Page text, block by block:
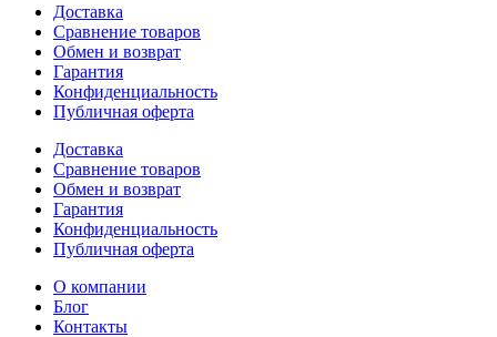
Доставка
Сравнение товаров
Обмен и возврат
Гарантия
Конфиденциальность
Публичная оферта
Доставка
Сравнение товаров
Обмен и возврат
Гарантия
Конфиденциальность
Публичная оферта
О компании
Блог
Контакты